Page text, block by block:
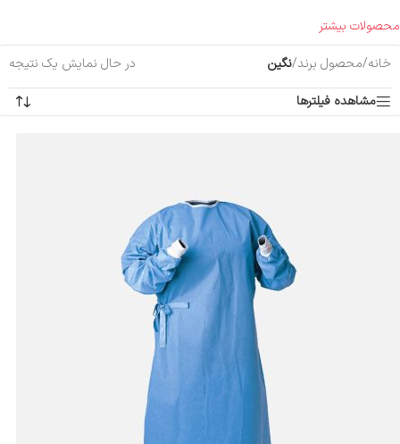
محصولات بیشتر
خانه/محصول برند/نگین
در حال نمایش یک نتیجه
مشاهده فیلترها